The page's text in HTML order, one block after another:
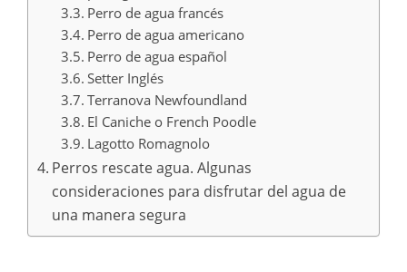
Perro de agua francés
Perro de agua americano
Perro de agua español
Setter Inglés
Terranova Newfoundland
El Caniche o French Poodle
Lagotto Romagnolo
Perros rescate agua. Algunas
consideraciones para disfrutar del agua de
una manera segura